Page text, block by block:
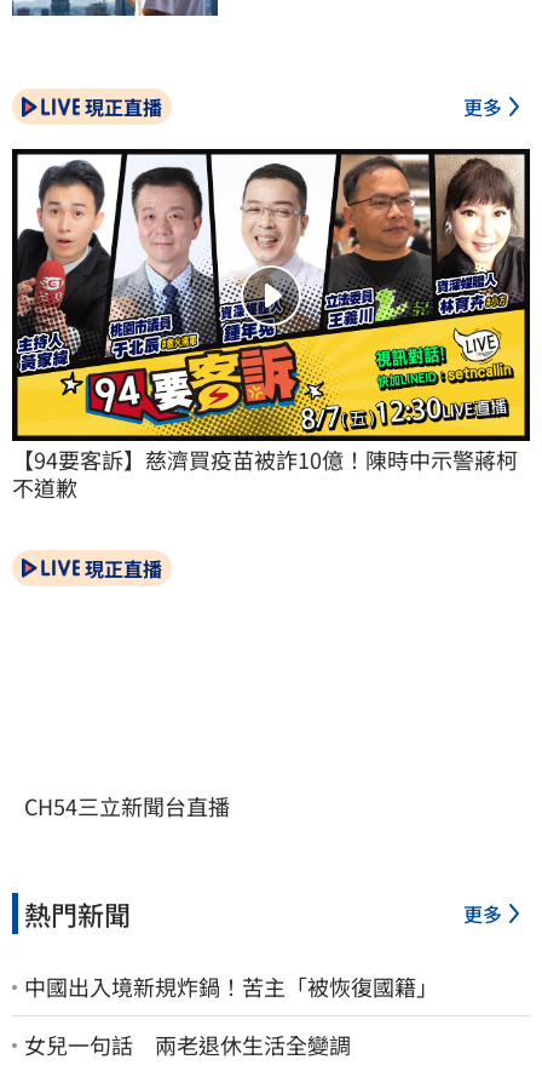
現正直播 更多
【94要客訴】慈濟買疫苗被詐10億！陳時中示警蔣柯
不道歉
現正直播
CH54三立新聞台直播
熱門新聞 更多
中國出入境新規炸鍋！苦主「被恢復國籍」
女兒一句話 兩老退休生活全變調